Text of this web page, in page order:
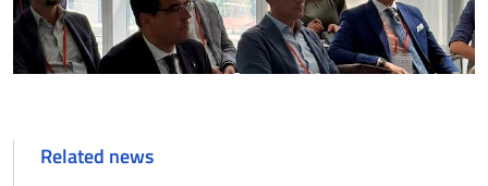
Related news